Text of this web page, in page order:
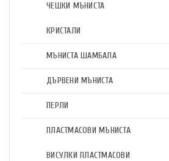
ЧЕШКИ МЪНИСТА
КРИСТАЛИ
МЪНИСТА ШАМБАЛА
ДЪРВЕНИ МЪНИСТА
ПЕРЛИ
ПЛАСТМАСОВИ МЪНИСТА
ВИСУЛКИ ПЛАСТМАСОВИ